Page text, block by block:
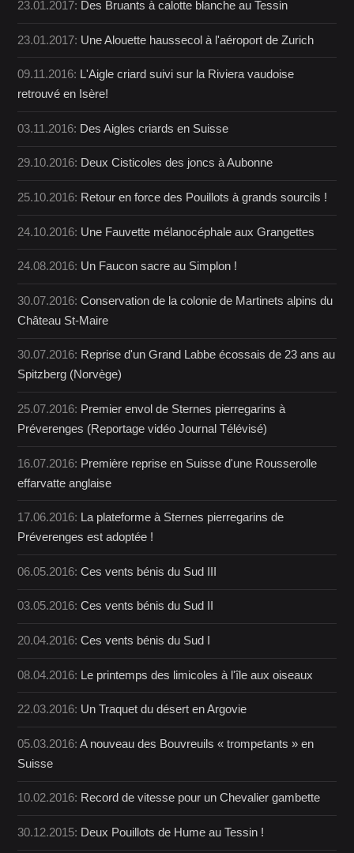
23.01.2017: Des Bruants à calotte blanche au Tessin
23.01.2017: Une Alouette haussecol à l'aéroport de Zurich
09.11.2016: L'Aigle criard suivi sur la Riviera vaudoise
retrouvé en Isère!
03.11.2016: Des Aigles criards en Suisse
29.10.2016: Deux Cisticoles des joncs à Aubonne
25.10.2016: Retour en force des Pouillots à grands sourcils !
24.10.2016: Une Fauvette mélanocéphale aux Grangettes
24.08.2016: Un Faucon sacre au Simplon !
30.07.2016:Conservation de la colonie de Martinets alpins du
Château St-Maire
30.07.2016: Reprise d'un Grand Labbe écossais de 23 ans au
Spitzberg (Norvège)
25.07.2016: Premier envol de Sternes pierregarins à
Préverenges (Reportage vidéo Journal Télévisé)
16.07.2016: Première reprise en Suisse d'une Rousserolle
effarvatte anglaise
17.06.2016: La plateforme à Sternes pierregarins de
Préverenges est adoptée !
06.05.2016:Ces vents bénis du Sud III
03.05.2016:Ces vents bénis du Sud II
20.04.2016:Ces vents bénis du Sud I
08.04.2016: Le printemps des limicoles à l'île aux oiseaux
22.03.2016: Un Traquet du désert en Argovie
05.03.2016:A nouveau des Bouvreuils « trompetants » en
Suisse
10.02.2016: Record de vitesse pour un Chevalier gambette
30.12.2015: Deux Pouillots de Hume au Tessin !